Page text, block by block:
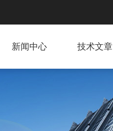
新闻中心 技术文章